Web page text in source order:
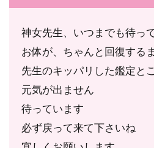
神女先生、いつまでも待っ
お体が、ちゃんと回復する
先生のキッパリした鑑定と
元気が出ません
待っています
必ず戻って来て下さいね